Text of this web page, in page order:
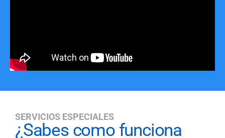
SERVICIOS ESPECIALES
¿Sabes como funciona